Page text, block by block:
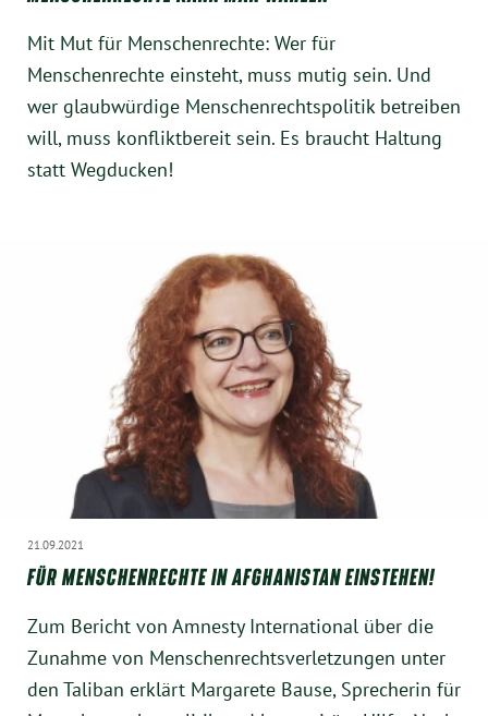
Mit Mut für Menschenrechte: Wer für
Menschenrechte einsteht, muss mutig sein. Und
wer glaubwürdige Menschenrechtspolitik betreiben
will, muss konfliktbereit sein. Es braucht Haltung
statt Wegducken!
21.09.2021
FÜR MENSCHENRECHTE IN AFGHANISTAN EINSTEHEN!
Zum Bericht von Amnesty International über die
Zunahme von Menschenrechtsverletzungen unter
den Taliban erklärt Margarete Bause, Sprecherin für